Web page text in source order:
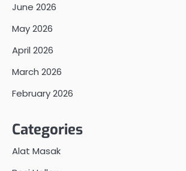
June 2026
May 2026
April 2026
March 2026
February 2026
Categories
Alat Masak